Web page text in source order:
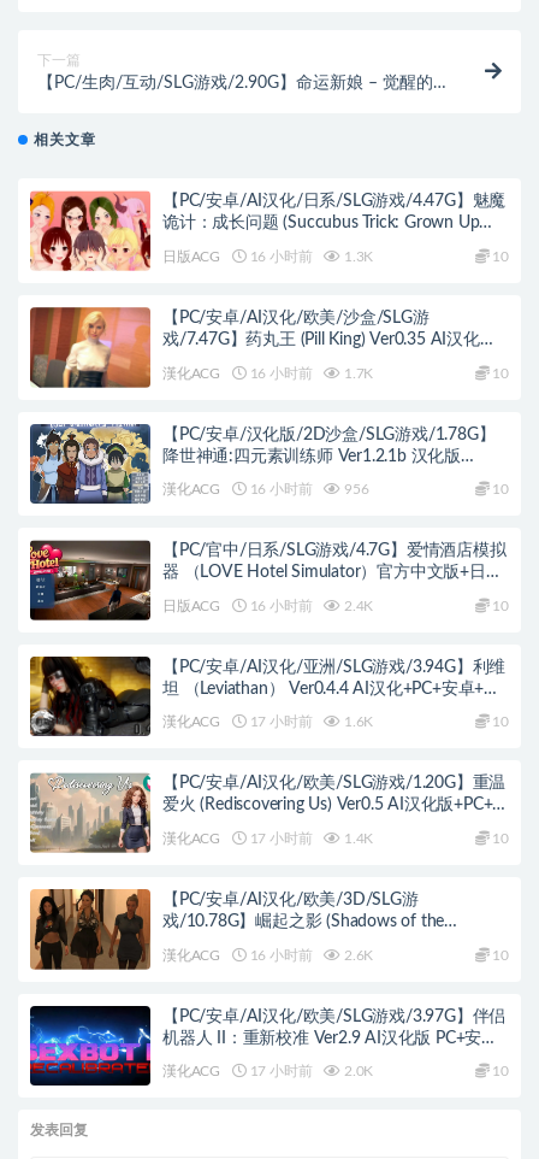
下一篇
【PC/生肉/互动/SLG游戏/2.90G】命运新娘 – 觉醒的
相关文章
【PC/安卓/AI汉化/日系/SLG游戏/4.47G】魅魔
诡计：成长问题 (Succubus Trick: Grown Up
Problem) Ver0.9.7 AI汉化版+PC+安卓+日系SLG
游戏+4.47G
日版ACG 16 小时前 1.3K 10
【PC/安卓/AI汉化/欧美/沙盒/SLG游
戏/7.47G】药丸王 (Pill King) Ver0.35 AI汉化版
漢化ACG 16 小时前 1.7K 10
【PC/安卓/汉化版/2D沙盒/SLG游戏/1.78G】
降世神通:四元素训练师 Ver1.2.1b 汉化版
漢化ACG 16 小时前 956 10
【PC/官中/日系/SLG游戏/4.7G】爱情酒店模拟
器 （LOVE Hotel Simulator）官方中文版+日系
日版ACG 16 小时前 2.4K 10
【PC/安卓/AI汉化/亚洲/SLG游戏/3.94G】利维
坦 （Leviathan） Ver0.4.4 AI汉化+PC+安卓+亚
洲SLG游戏+3.94G
漢化ACG 17 小时前 1.6K 10
【PC/安卓/AI汉化/欧美/SLG游戏/1.20G】重温
爱火 (Rediscovering Us) Ver0.5 AI汉化版+PC+安
漢化ACG 17 小时前 1.4K 10
【PC/安卓/AI汉化/欧美/3D/SLG游
戏/10.78G】崛起之影 (Shadows of the
Ascendant) Day 3 August AI汉化版 PC+安卓
+欧美3D SLG+10.78G
漢化ACG 16 小时前 2.6K 10
【PC/安卓/AI汉化/欧美/SLG游戏/3.97G】伴侣
机器人 II：重新校准 Ver2.9 AI汉化版 PC+安卓
漢化ACG 17 小时前 2.0K 10
发表回复